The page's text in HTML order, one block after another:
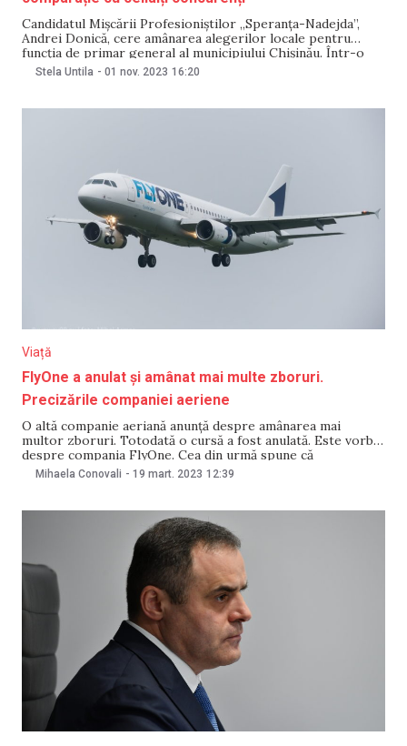
Candidatul Mișcării Profesioniștilor „Speranța-Nadejda”,
Andrei Donică, cere amânarea alegerilor locale pentru
funcția de primar general al municipiului Chișinău. Într-o
conferință desfășurată pe 1 noiembrie, cu patru zile înainte
puse intenționat o mulțime
Stela Untila - 01 nov. 2023 16:20
Viață
FlyOne a anulat și amânat mai multe zboruri.
Precizările companiei aeriene
O altă companie aeriană anunță despre amânarea mai
multor zboruri. Totodată o cursă a fost anulată. Este vorba
despre compania FlyOne. Cea din urmă spune că
modificările din orar au fost luate urmare a unor defecțiuni
Mihaela Conovali - 19 mart. 2023 12:39